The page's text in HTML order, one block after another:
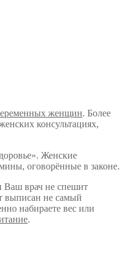
женщин. Более
консультациях,
Женские
оговорённые в законе.
Ваш врач не спешит
выписан не самый
набираете вес или
.